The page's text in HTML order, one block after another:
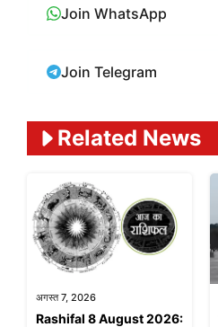
Join WhatsApp
Join Telegram
Related News
अगस्त 7, 2026
Rashifal 8 August 2026: